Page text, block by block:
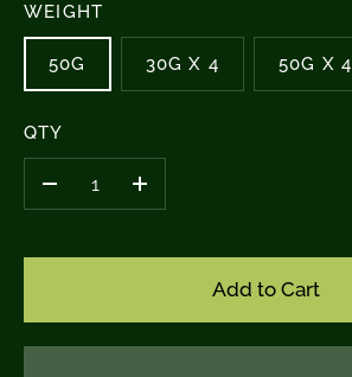
WEIGHT
50G 30G X 4 50G X 4
QTY
+
Add to Cart